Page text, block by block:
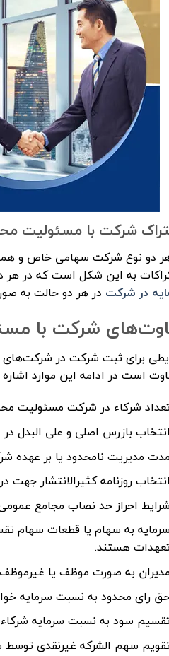
شرکت با مسئولیت
دو نوع شرکت سهامی خاص و
به این شکل است که در هر
در شرکت در هر دو حالت به
شرکت با
برای ثبت شرکت در
است در ادامه این موارد
شرکاء در شرکت مسئولیت محدود
انتخاب بازرس اصلی و علی البدل
مدت مدیریت نامحدود یا بر عهده
انتخاب روزنامه کثیرالانتشار
شرایط احراز حد نصاب مجامع
سرمایه به سهام یا قطعات سهام
هستند.
مدیران به صورت موظف یا
رای محدود به نسبت سرمایه
سود به نسبت سرمایه
سهم الشرکه غیرنقدی توسط